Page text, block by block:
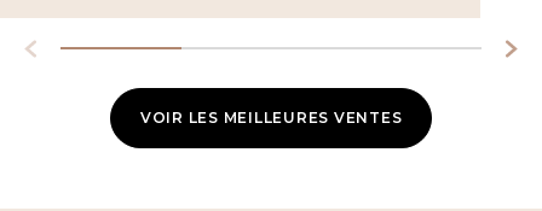
VOIR LES MEILLEURES VENTES